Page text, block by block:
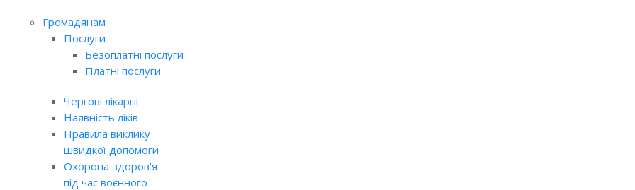
Громадянам
Послуги
Безоплатні послуги
Платні послуги
Чергові лікарні
Наявність ліків
Правила виклику
швидкої допомоги
Охорона здоров'я
під час воєнного